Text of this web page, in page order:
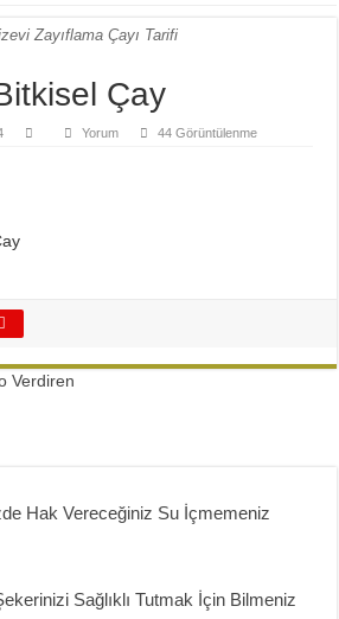
Beslenme Alışkanlıkları
Daha Çok İhtiyaç Duyduğu 20 Besin
?
Zayıflama Çayı Tarifi
Çay
Yorum 44 Görüntülenme
Verdiren
Hak Vereceğiniz Su İçmemeniz
Sağlıklı Tutmak İçin Bilmeniz